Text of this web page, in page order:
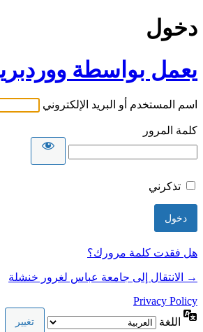
دخول
يعمل بواسطة
اسم المستخدم أو البريد الإلكتروني
كلمة المرور
تذكرني
هل فقدت كلمة مرورك؟
→ الانتقال إلى جامعة عباس لغرور خنشلة
Privacy Policy
اللغة